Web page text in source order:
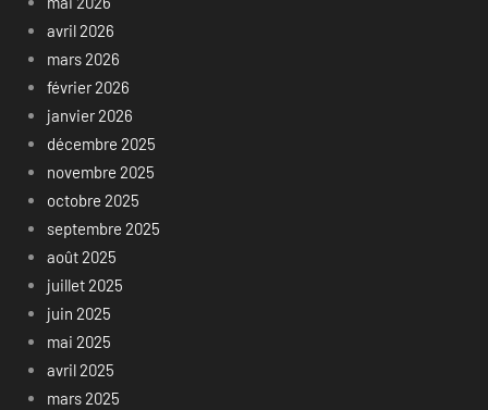
avril 2026
mars 2026
février 2026
janvier 2026
décembre 2025
novembre 2025
octobre 2025
septembre 2025
août 2025
juillet 2025
juin 2025
mai 2025
avril 2025
mars 2025